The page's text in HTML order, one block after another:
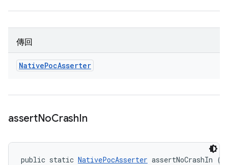
傳回
NativePocAsserter
assertNoCrashIn
public static NativePocAsserter assertNoCrashIn